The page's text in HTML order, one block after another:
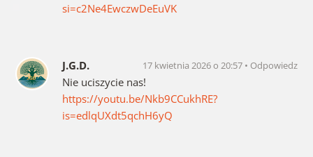
si=c2Ne4EwczwDeEuVK
J.G.D. 17 kwietnia 2026 o 20:57 Odpowiedz
Nie uciszycie nas!
https://youtu.be/Nkb9CCukhRE?
is=edlqUXdt5qchH6yQ